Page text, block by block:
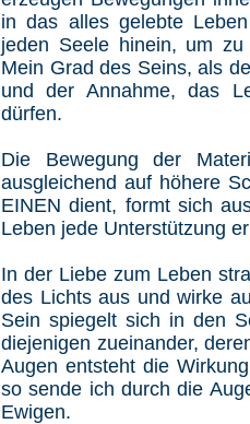
in das alles gelebte
jeden Seele hinein, um
Mein Grad des Seins, als
und der Annahme, das
dürfen.
Die Bewegung der
ausgleichend auf höhere
EINEN dient, formt sich
Leben jede Unterstützung
In der Liebe zum Leben
des Lichts aus und wirke
Sein spiegelt sich in den
diejenigen zueinander,
Augen entsteht die
so sende ich durch die
Ewigen.